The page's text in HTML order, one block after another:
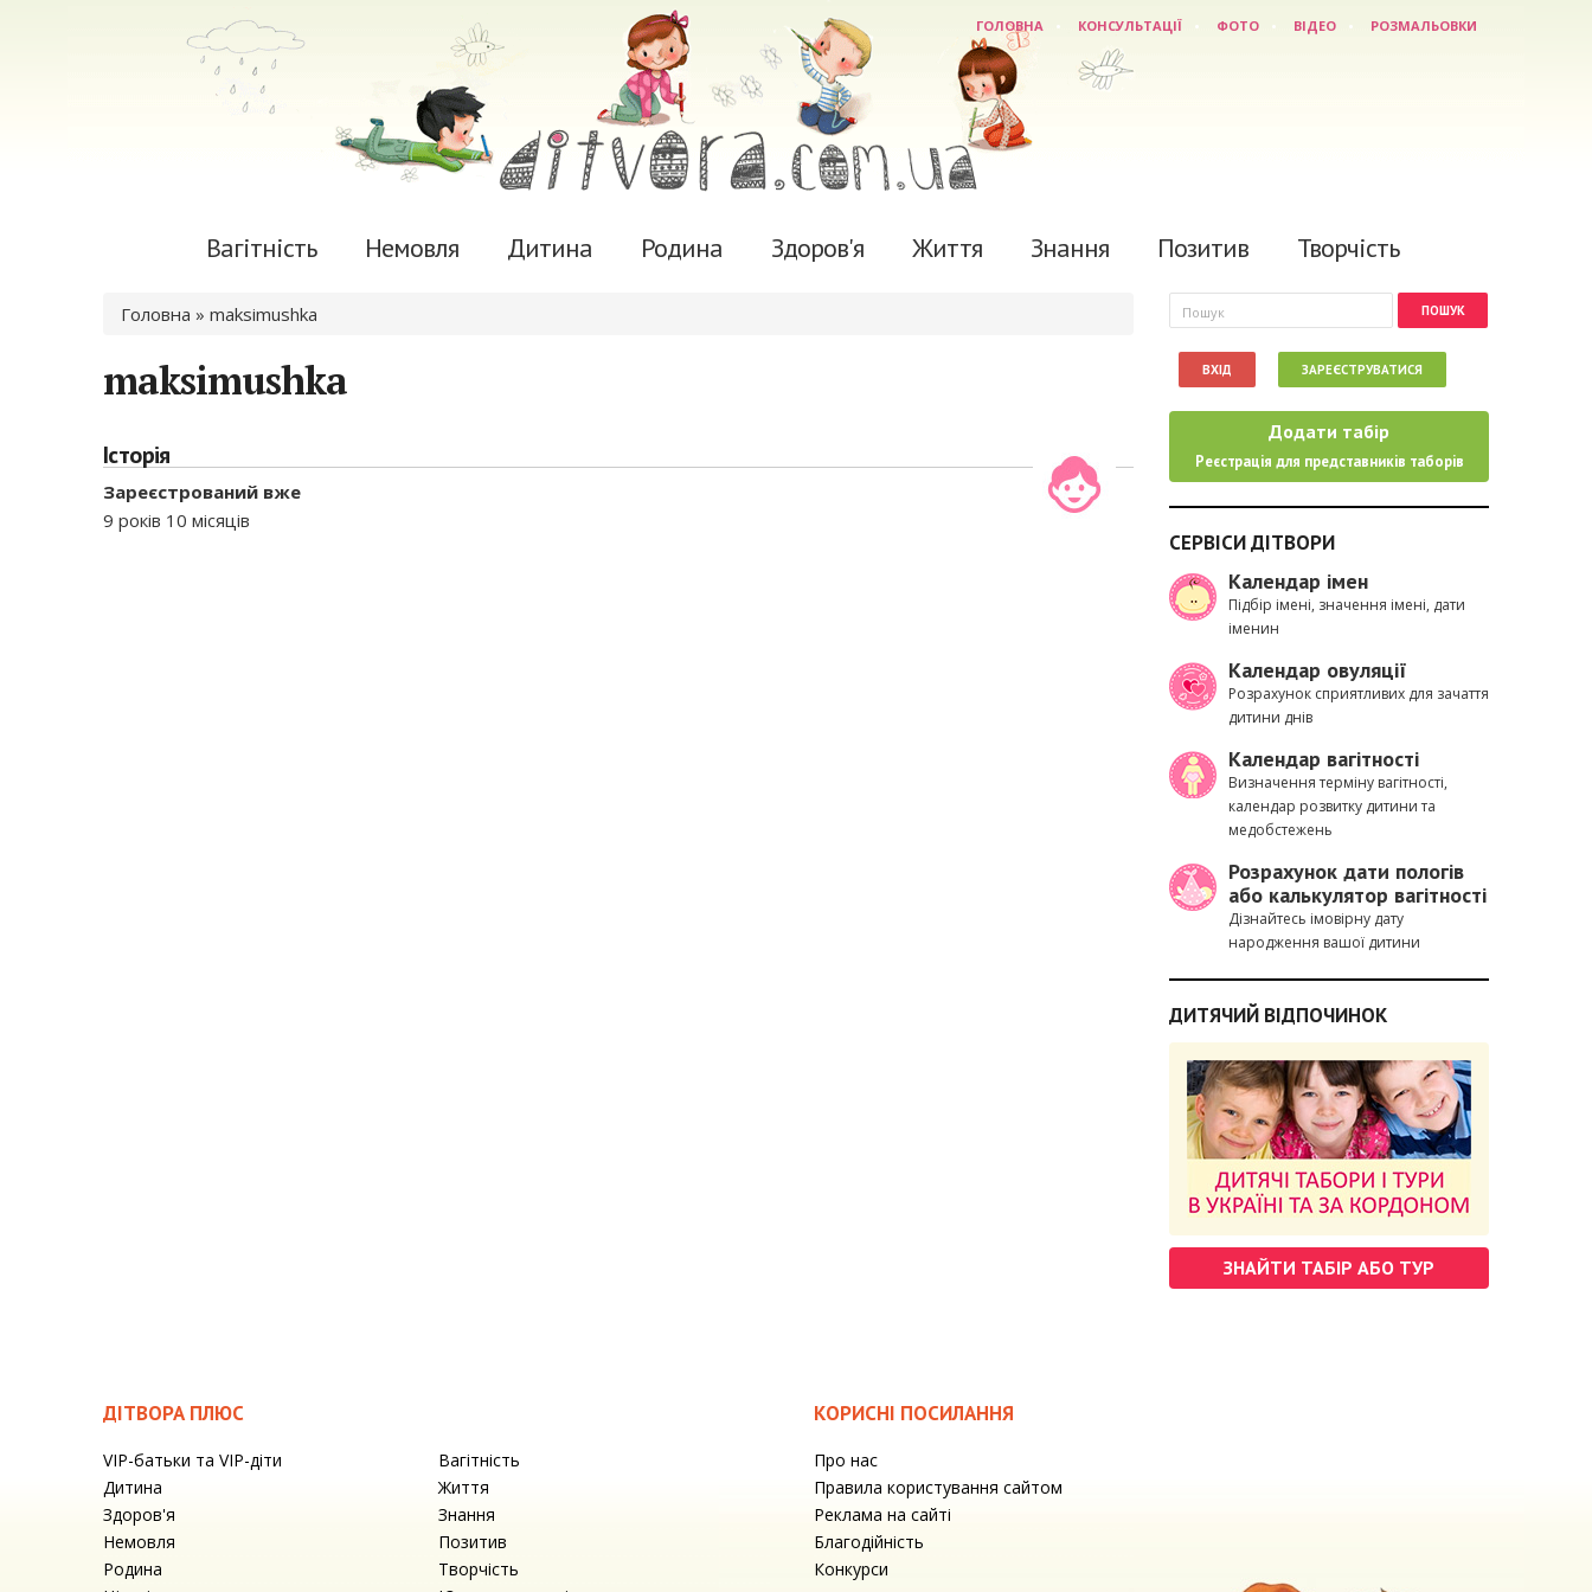
ГОЛОВНА КОНСУЛЬТАЦІЇ ФОТО ВІДЕО РОЗМАЛЬОВКИ
Вагітність Немовля Дитина Родина Здоров'я Життя Знання Позитив Творчість
Ви є тут
Головна » maksimushka
maksimushka
Історія
Зареєстрований вже
9 років 10 місяців
Пошукова форма
Пошук
ВХІД ЗАРЕЄСТРУВАТИСЯ
Додати табір
Реєстрація для представників таборів
СЕРВІСИ ДІТВОРИ
Календар імен
Підбір імені, значення імені, дати
іменин
Календар овуляції
Розрахунок сприятливих для зачаття
дитини днів
Календар вагітності
Визначення терміну вагітності,
календар розвитку дитини та
медобстежень
Розрахунок дати пологів
або калькулятор вагітності
Дізнайтесь імовірну дату
народження вашої дитини
ДИТЯЧИЙ ВІДПОЧИНОК
ЗНАЙТИ ТАБІР АБО ТУР
ДІТВОРА ПЛЮС
VIP-батьки та VIP-діти
Вагітність
Дитина
Життя
Здоров'я
Знання
Немовля
Позитив
Родина
Творчість
КОРИСНІ ПОСИЛАННЯ
Про нас
Правила користування сайтом
Реклама на сайті
Благодійність
Конкурси